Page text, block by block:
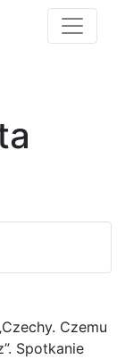
Czemu
Spotkanie